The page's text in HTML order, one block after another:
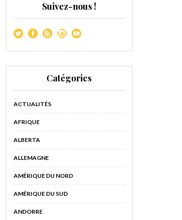
Suivez-nous !
Catégories
ACTUALITÉS
AFRIQUE
ALBERTA
ALLEMAGNE
AMÉRIQUE DU NORD
AMÉRIQUE DU SUD
ANDORRE